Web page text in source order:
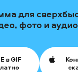
для
фото и аудио
в GIF